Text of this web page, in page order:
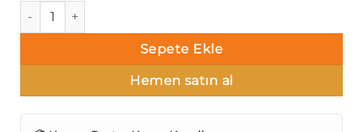
Komar Poster 85 8-526 adet
Sepete Ekle
Hemen satın al